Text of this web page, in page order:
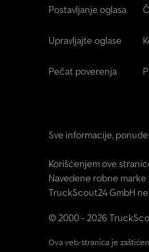
Postavljanje oglasa
Upravljajte oglase
Pečat poverenja
Sve informacije,
Korišćenjem ove
Navedene robne marke
TruckScout24 GmbH
© 2000 - 2026
Ova veb-stranica je